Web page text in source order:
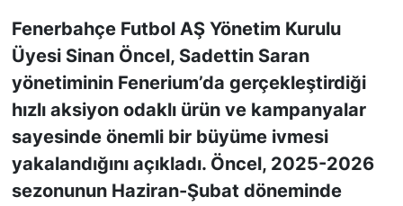
Fenerbahçe Futbol AŞ Yönetim Kurulu
Üyesi Sinan Öncel, Sadettin Saran
yönetiminin Fenerium’da gerçekleştirdiği
hızlı aksiyon odaklı ürün ve kampanyalar
sayesinde önemli bir büyüme ivmesi
yakalandığını açıkladı. Öncel, 2025-2026
sezonunun Haziran-Şubat döneminde
KONGRE HABERLERİ
KONGRE TAKVİMİ
RÖPORTAJLAR
BİYOGRAFİLER